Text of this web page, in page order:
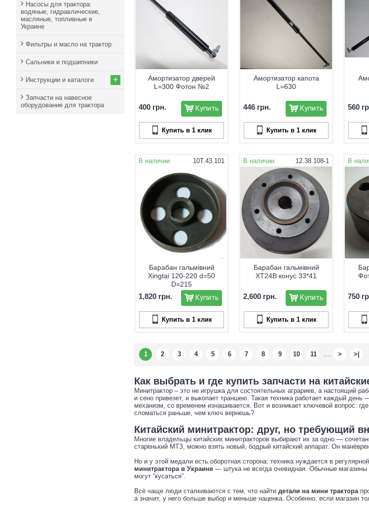
Насосы для трактора:
водяные, гидравлические,
масляные, топливные в
Украине
Фильтры и масло на трактор
Сальники и подшипники
Инструкции и каталоги +
Запчасти на навесное
оборудование для трактора
Амортизатор дверей
L=300 Фотон №2
400 грн. Купить
Купить в 1 клик
Амортизатор капота
L=630
446 грн. Купить
Купить в 1 клик
560
В наличии 10T.43.101
Барабан гальмівний
Xingtai 120-220 d=50
D=215
1,820 грн. Купить
Купить в 1 клик
В наличии 12.38.108-1
Барабан гальмівний
ХТ24В конус 33*41
2,600 грн. Купить
Купить в 1 клик
В
750
1 2 3 4 5 6 7 8 9 10 11 .... > >|
Как выбрать и где купить запчасти на
Минитрактор – это не игрушка для состоятельных аграриев, а настоящий
и сено привезет, и выкопает траншею. Такая техника работает каждый
механизм, со временем изнашивается. Вот и возникает ключевой вопрос:
сломаться раньше, чем ключ вернешь?
Китайский минитрактор: друг, но требующий
Многие владельцы китайских минитракторов выбирают их за одно —
старенький МТЗ, можно взять новый, бодрый китайский аппарат. Он
Но и у этой медали есть оборотная сторона: техника нуждается в
минитрактора в Украине — штука не всегда очевидная. Обычные
могут “кусаться”.
Всё чаще люди сталкиваются с тем, что найти детали на мини трактора
а значит, у него больше выбор и меньше наценка. Особенно, если магазин